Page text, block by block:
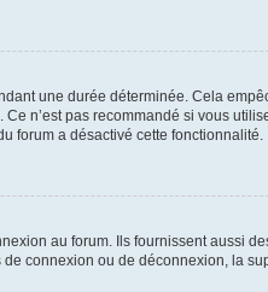
une durée déterminée. Cela
Ce n’est pas recommandé si vous
forum a désactivé cette fonctionnalité.
au forum. Ils fournissent aussi
connexion ou de déconnexion, la